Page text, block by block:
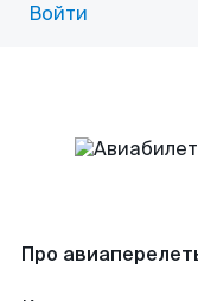
Войти
Про